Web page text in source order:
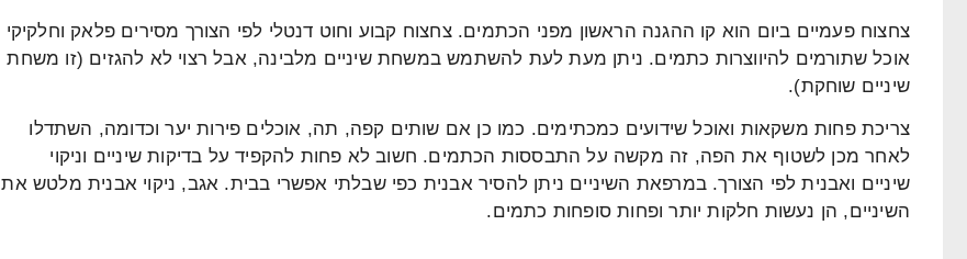
צחצוח פעמיים ביום הוא קו ההגנה הראשון מפני הכתמים. צחצוח קבוע וחוט דנטלי לפי הצורך מסירים פלאק וחלקיקי
אוכל שתורמים להיווצרות כתמים. ניתן מעת לעת להשתמש במשחת שיניים מלבינה, אבל רצוי לא להגזים (זו משחת
שיניים שוחקת).
צריכת פחות משקאות ואוכל שידועים כמכתימים. כמו כן אם שותים קפה, תה, אוכלים פירות יער וכדומה, השתדלו
לאחר מכן לשטוף את הפה, זה מקשה על התבססות הכתמים. חשוב לא פחות להקפיד על בדיקות שיניים וניקוי
שיניים ואבנית לפי הצורך. במרפאת השיניים ניתן להסיר אבנית כפי שבלתי אפשרי בבית. אגב, ניקוי אבנית מלטש את
השיניים, הן נעשות חלקות יותר ופחות סופחות כתמים.